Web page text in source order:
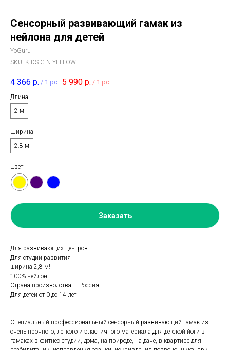
Сенсорный развивающий гамак из
нейлона для детей
YoGuru
SKU: KIDS-G-N-YELLOW
4 366 р. / 1 pc 5 990 р. / 1 pc
Длина
2 м
Ширина
2.8 м
Цвет
Заказать
Для развивающих центров
Для студий развития
ширина 2,8 м!
100% нейлон
Страна производства — Россия
Для детей от 0 до 14 лет
Специальный профессиональный сенсорный развивающий гамак из
очень прочного, легкого и эластичного материала для детской йоги в
гамаках в фитнес студии, дома, на природе, на даче, в квартире для